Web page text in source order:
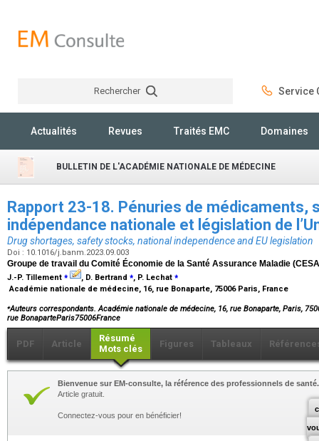
Rechercher Service
Actualités Revues Traités EMC Domaines
BULLETIN DE L'ACADÉMIE NATIONALE DE MÉDECINE
Rapport 23-18. Pénuries de médicaments,
indépendance nationale et législation de
Drug shortages, safety stocks, national independence and EU legislation
Doi : 10.1016/j.banm.2023.09.003
Groupe de travail du Comité Économie de la Santé Assurance Maladie
J.-P. Tillement ⁎ , D. Bertrand ⁎, P. Lechat ⁎
Académie nationale de médecine, 16, rue Bonaparte, 75006 Paris, France
⁎Auteurs correspondants. Académie nationale de médecine, 16, rue Bonaparte, Paris,
rue BonaparteParis75006France
PDF Article
Résumé
Mots clés
Figures Tableaux
Bienvenue sur EM-consulte, la référence des professionnels de santé.
Article gratuit.
Connectez-vous pour en bénéficier!